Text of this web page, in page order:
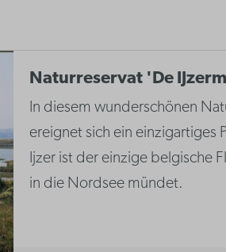
Naturreservat 'De
In diesem wunderschönen
ereignet sich ein einzigartiges
Ijzer ist der einzige belgische
in die Nordsee mündet.